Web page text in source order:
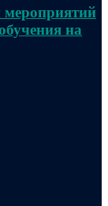
мероприятий
на